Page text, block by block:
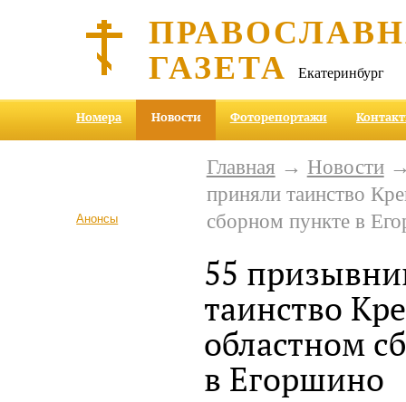
ГАЗЕТА Екатеринбург
Номера Новости Фоторепортажи
Анонсы
Главная → Новости→
приняли таинство
сборном пункте в
55
таинство
областном
в Егоршино